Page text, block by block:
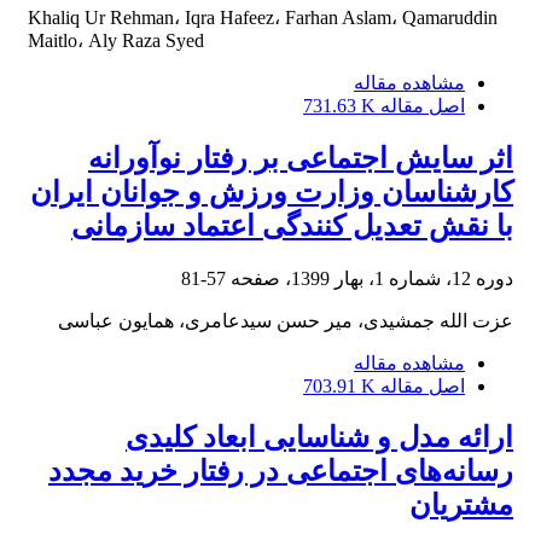
Khaliq Ur Rehman، Iqra Hafeez، Farhan Aslam، Qamaruddin
Maitlo، Aly Raza Syed
مشاهده مقاله
اصل مقاله 731.63 K
اثر سایش اجتماعی بر رفتار نوآورانه
کارشناسان وزارت ورزش و جوانان ایران
با نقش تعدیل کنندگی اعتماد سازمانی
دوره 12، شماره 1، بهار 1399، صفحه 57-81
عزت الله جمشیدی، میر حسن سیدعامری، همایون عباسی
مشاهده مقاله
اصل مقاله 703.91 K
ارائه مدل و شناسایی ابعاد کلیدی
رسانه‌های اجتماعی در رفتار خرید مجدد
مشتریان